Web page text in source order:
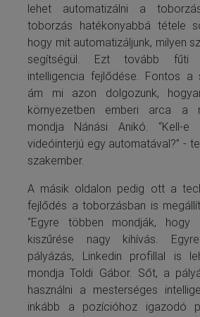
lehet automatizálni a
toborzás hatékonyabbá tétele
hogy mit automatizáljunk, milyen
segítségül. Ezt tovább fűti
intelligencia fejlődése. Fontos a
ám mi azon dolgozunk,
környezetben emberi arca a
mondja Nánási Anikó. “Kell-
videóinterjú egy automatával?” -
szakember.
A másik oldalon pedig ott a
fejlődés a toborzásban is
“Egyre többen mondják, hogy
kiszűrése nagy kihívás.
pályázás, Linkedin profillal is
mondja Toldi Gábor. Sőt, a
használni a mesterséges
inkább a pozícióhoz igazodó